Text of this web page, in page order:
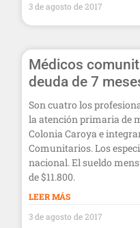
3 de agosto de 2017
Médicos
deuda de 7
Son cuatro los
la atención primaria de
Colonia Caroya e
Comunitarios. Los
nacional. El sueldo
de $11.800.
LEER MÁS
3 de agosto de 2017